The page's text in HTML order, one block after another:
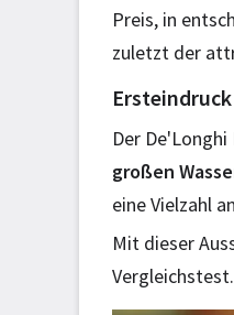
Preis, in
zuletzt der
Der
großen
eine Vielzahl
Mit dieser